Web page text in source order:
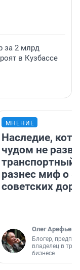
за 2 млрд
в Кузбассе
МНЕНИЕ
Наследие,
чудом не
транспортный
разнес миф о
советских
Олег Арефьев
Блогер,
владелец в
бизнесе